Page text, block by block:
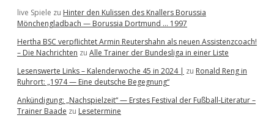
live Spiele zu Hinter den Kulissen des Knallers Borussia
Mönchengladbach — Borussia Dortmund … 1997
Hertha BSC verpflichtet Armin Reutershahn als neuen Assistenzcoach!
– Die Nachrichten zu Alle Trainer der Bundesliga in einer Liste
Lesenswerte Links – Kalenderwoche 45 in 2024 | zu Ronald Reng in
Ruhrort: „1974 — Eine deutsche Begegnung“
Ankündigung: „Nachspielzeit“ — Erstes Festival der Fußball-Literatur –
Trainer Baade zu Lesetermine